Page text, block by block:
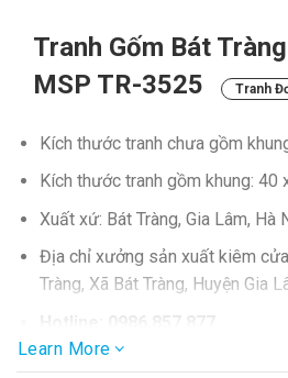
Tranh Gốm Bát
MSP TR-3525
Tranh
Kích thước tranh chưa gồm
Kích thước tranh gồm khung: 40
Xuất xứ: Bát Tràng, Gia Lâm, Hà
Địa chỉ xưởng sản xuất kiêm
Tràng, Xã Bát Tràng, Huyện Gia
Hotline: 0986.857.877
Learn More